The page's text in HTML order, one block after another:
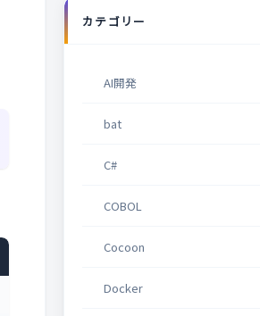
カテゴリー
AI開発
bat
C#
COBOL
Cocoon
Docker